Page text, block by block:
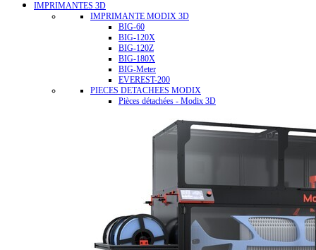
IMPRIMANTES 3D
IMPRIMANTE MODIX 3D
BIG-60
BIG-120X
BIG-120Z
BIG-180X
BIG-Meter
EVEREST-200
PIECES DETACHEES MODIX
Pièces détachées - Modix 3D